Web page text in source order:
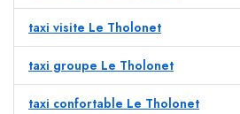
taxi visite Le Tholonet
taxi groupe Le Tholonet
taxi confortable Le Tholonet